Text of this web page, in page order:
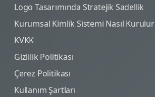
Logo Tasarımında Stratejik Sadellik
Kurumsal Kimlik Sistemi Nasıl Kurulur
KVKK
Gizlilik Politikası
Çerez Politikası
Kullanım Şartları